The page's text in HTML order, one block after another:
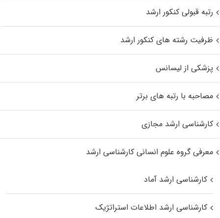
رتبه قبولی کنکور ارشد
ظرفیت رشته های کنکور ارشد
پزشکی از لیسانس
مصاحبه با رتبه های برتر
کارشناسی ارشد مجازی
معرفی گروه علوم انسانی کارشناسی ارشد
کارشناسی ارشد آماد
کارشناسی ارشد اطلاعات استراتژیک